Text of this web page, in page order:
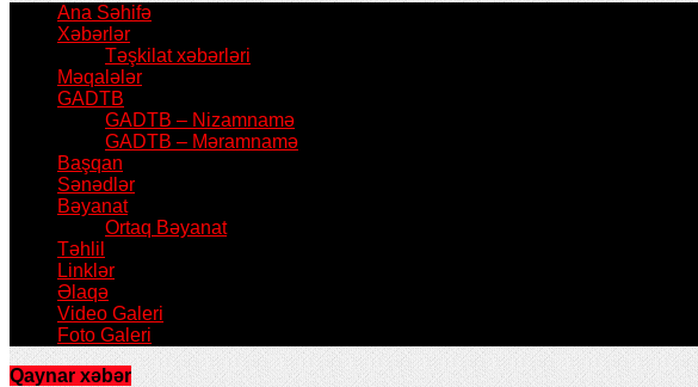
Ana Səhifə
Xəbərlər
Təşkilat xəbərləri
Məqalələr
GADTB
GADTB – Nizamnamə
GADTB – Məramnamə
Başqan
Sənədlər
Bəyanat
Ortaq Bəyanat
Təhlil
Linklər
Əlaqə
Video Galeri
Foto Galeri
Qaynar xəbər